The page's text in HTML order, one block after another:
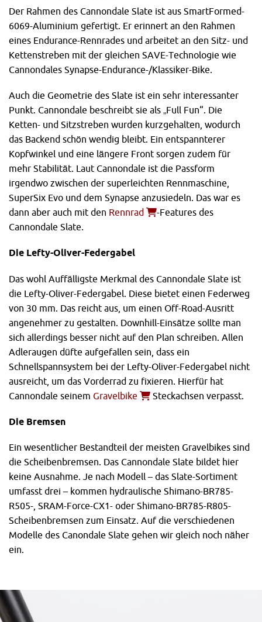
Der Rahmen des Cannondale Slate ist aus SmartFormed-
6069-Aluminium gefertigt. Er erinnert an den Rahmen
eines Endurance-Rennrades und arbeitet an den Sitz- und
Kettenstreben mit der gleichen SAVE-Technologie wie
Cannondales Synapse-Endurance-/Klassiker-Bike.
Auch die Geometrie des Slate ist ein sehr interessanter
Punkt. Cannondale beschreibt sie als „Full Fun“. Die
Ketten- und Sitzstreben wurden kurzgehalten, wodurch
das Backend schön wendig bleibt. Ein entspannterer
Kopfwinkel und eine längere Front sorgen zudem für
mehr Stabilität. Laut Cannondale ist die Passform
irgendwo zwischen der superleichten Rennmaschine,
SuperSix Evo und dem Synapse anzusiedeln. Das war es
dann aber auch mit den Rennrad
-Features des
Cannondale Slate.
Die Lefty-Oliver-Federgabel
Das wohl Auffälligste Merkmal des Cannondale Slate ist
die Lefty-Oliver-Federgabel. Diese bietet einen Federweg
von 30 mm. Das reicht aus, um einen Off-Road-Ausritt
angenehmer zu gestalten. Downhill-Einsätze sollte man
sich allerdings besser nicht auf den Plan schreiben. Allen
Adleraugen düfte aufgefallen sein, dass ein
Schnellspannsystem bei der Lefty-Oliver-Federgabel nicht
ausreicht, um das Vorderrad zu fixieren. Hierfür hat
Cannondale seinem Gravelbike Steckachsen verpasst.
Die Bremsen
Ein wesentlicher Bestandteil der meisten Gravelbikes sind
die Scheibenbremsen. Das Cannondale Slate bildet hier
keine Ausnahme. Je nach Modell – das Slate-Sortiment
umfasst drei – kommen hydraulische Shimano-BR785-
R505-, SRAM-Force-CX1- oder Shimano-BR785-R805-
Scheibenbremsen zum Einsatz. Auf die verschiedenen
Modelle des Canondale Slate gehen wir gleich noch näher
ein.